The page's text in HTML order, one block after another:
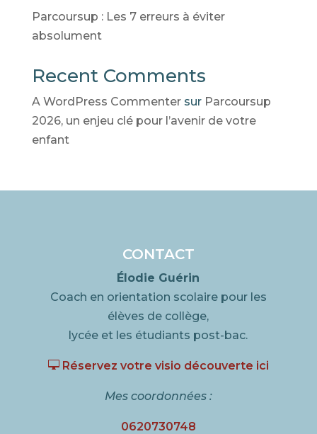
Parcoursup : Les 7 erreurs à éviter
absolument
Recent Comments
A WordPress Commentersur Parcoursup
2026, un enjeu clé pour l’avenir de votre
enfant
CONTACT
Élodie Guérin
Coach en orientation scolaire pour les
élèves de collège,
lycée et les étudiants post-bac.
Réservez votre visio découverte ici
Mes coordonnées :
0620730748